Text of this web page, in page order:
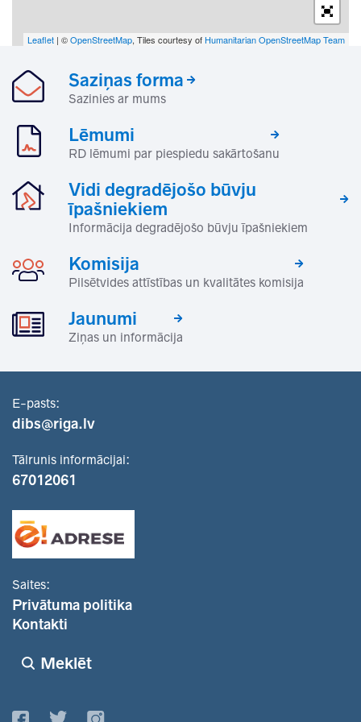
Leaflet | ©OpenStreetMap, Tiles courtesy of Humanitarian OpenStreetMap Team
Saziņas forma
Sazinies ar mums
Lēmumi
RD lēmumi par piespiedu sakārtošanu
Vidi degradējošo būvju
īpašniekiem
Informācija degradējošo būvju īpašniekiem
Komisija
Pilsētvides attīstības un kvalitātes komisija
Jaunumi
Ziņas un informācija
E-pasts:
dibs@riga.lv
Tālrunis informācijai:
67012061
Saites:
Privātuma politika
Kontakti
Meklēt